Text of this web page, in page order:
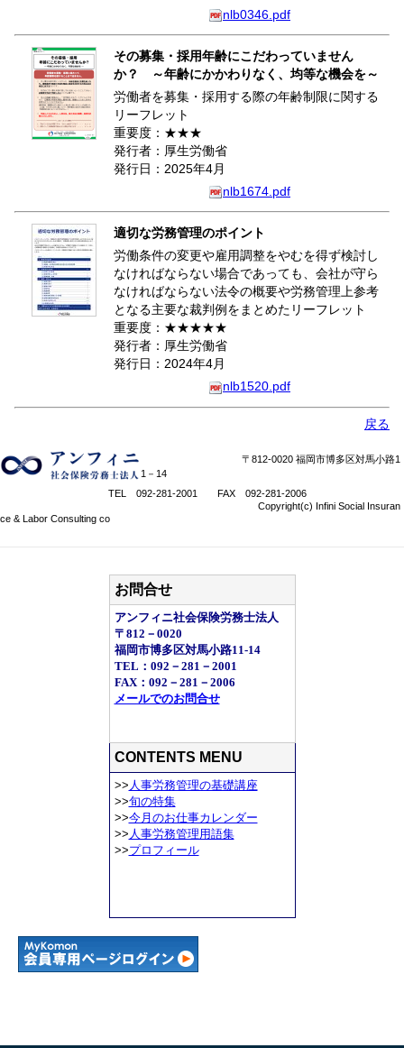
nlb0346.pdf
その募集・採用年齢にこだわっていません
か？ ～年齢にかかわりなく、均等な機会を～
労働者を募集・採用する際の年齢制限に関する
リーフレット
重要度：★★★
発行者：厚生労働省
発行日：2025年4月
nlb1674.pdf
適切な労務管理のポイント
労働条件の変更や雇用調整をやむを得ず検討し
なければならない場合であっても、会社が守ら
なければならない法令の概要や労務管理上参考
となる主要な裁判例をまとめたリーフレット
重要度：★★★★★
発行者：厚生労働省
発行日：2024年4月
nlb1520.pdf
戻る
〒812-0020 福岡市博多区対馬小路1
1－14
TEL 092-281-2001 FAX 092-281-2006
Copyright(c) Infini Social Insuran
ce & Labor Consulting co
お問合せ
アンフィニ社会保険労務士法人
〒812－0020
福岡市博多区対馬小路11-14
TEL：092－281－2001
FAX：092－281－2006
メールでのお問合せ
CONTENTS MENU
>> 人事労務管理の基礎講座
>>旬の特集
>>今月のお仕事カレンダー
>> 人事労務管理用語集
>>プロフィール